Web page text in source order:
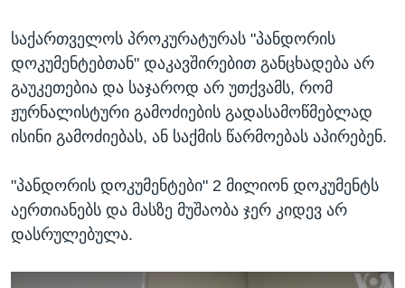
საქართველოს პროკურატურას "პანდორის
დოკუმენტებთან" დაკავშირებით განცხადება არ
გაუკეთებია და საჯაროდ არ უთქვამს, რომ
ჟურნალისტური გამოძიების გადასამოწმებლად
ისინი გამოძიებას, ან საქმის წარმოებას აპირებენ.
"პანდორის დოკუმენტები" 2 მილიონ დოკუმენტს
აერთიანებს და მასზე მუშაობა ჯერ კიდევ არ
დასრულებულა.